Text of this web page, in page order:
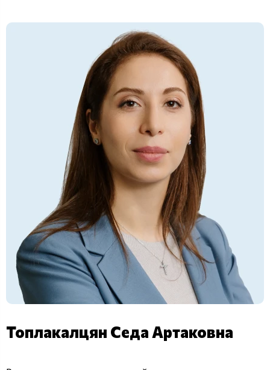
Топлакалцян Седа Артаковна